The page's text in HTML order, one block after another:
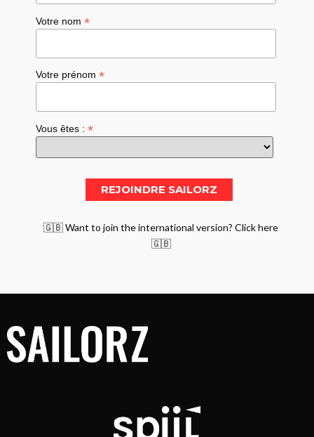
Votre nom*
Votre prénom*
Vous êtes :*
🇬🇧 Want to join the international version? Click here
🇬🇧